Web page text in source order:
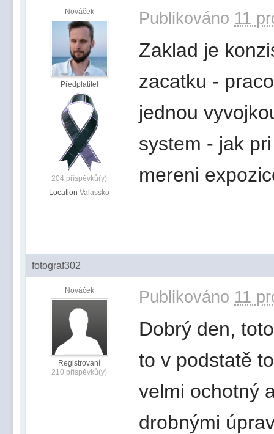
Nováček
Předplatitel
204 příspěvků(y)
Location Valassko
Publikováno 11
Zaklad je
zacatku -
jednou
system - jak
mereni
fotograf302
Nováček
Registrovaní
210 příspěvků(y)
Publikováno 11
Dobrý den,
to v podstatě
velmi ochotný
drobnými